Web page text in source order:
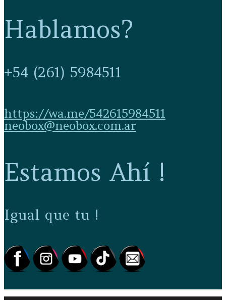
Hablamos?
+54 (261) 5984511
https://wa.me/542615984511
neobox@neobox.com.ar
Estamos Ahí !
Igual que tu !